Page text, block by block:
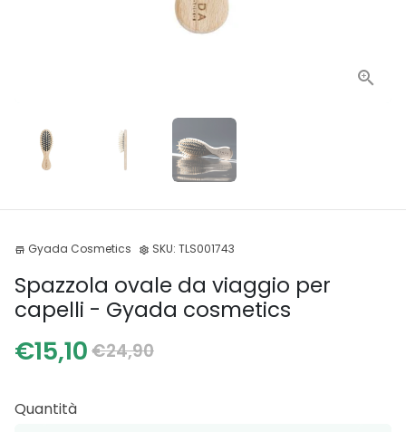
store Gyada Cosmetics settings SKU: TLS001743
Spazzola ovale da viaggio per
capelli - Gyada cosmetics
€15,10€24,90
Quantità